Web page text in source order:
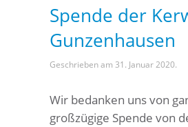
Spende der
Gunzenhausen
Geschrieben am 31. Januar 2020.
Wir bedanken uns von
großzügige Spende von